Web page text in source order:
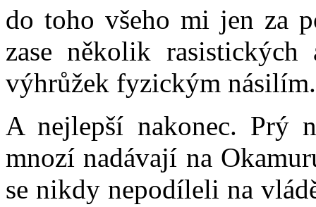
do toho všeho mi jen za
zase několik
výhrůžek fyzickým
A nejlepší nakonec. Prý
mnozí nadávají na
se nikdy nepodíleli na